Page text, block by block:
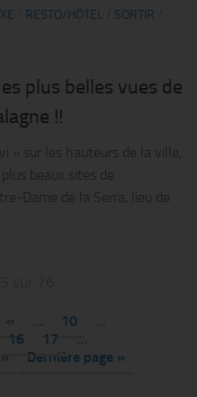
RESTO/HÔTEL SORTIR
plus belles vues de
!!
» sur les hauteurs de la ville,
beaux sites de
Dame de la Serra, lieu de
« 10
16 17
» Dernière page »